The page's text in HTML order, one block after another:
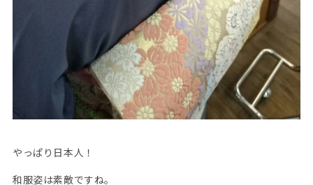
やっぱり日本人！
和服姿は素敵ですね。